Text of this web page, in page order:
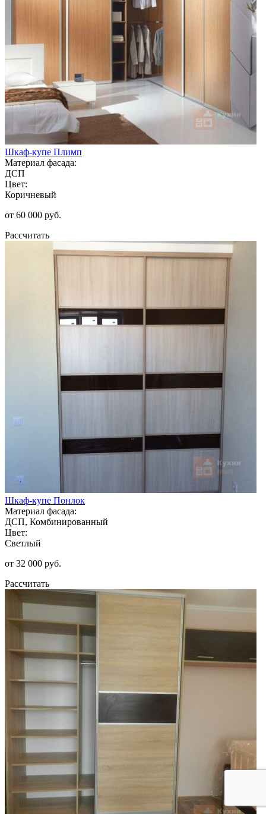
Шкаф-купе Плимп
Материал фасада:
ДСП
Цвет:
Коричневый
от 60 000 руб.
Рассчитать
Шкаф-купе Понлок
Материал фасада:
ДСП, Комбинированный
Цвет:
Светлый
от 32 000 руб.
Рассчитать